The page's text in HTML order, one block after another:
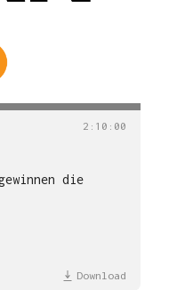
2 : 10 : 00
die
Download